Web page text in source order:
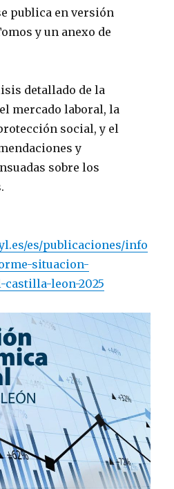
publica en versión
y un anexo de
detallado de la
mercado laboral, la
social, y el
y
sobre los
es/publicaciones/info
situacion-
leon-2025